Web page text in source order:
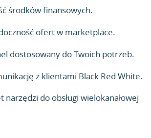
środków finansowych.
ofert w marketplace.
dostosowany do Twoich potrzeb.
z klientami Black Red White.
narzędzi do obsługi wielokanałowej